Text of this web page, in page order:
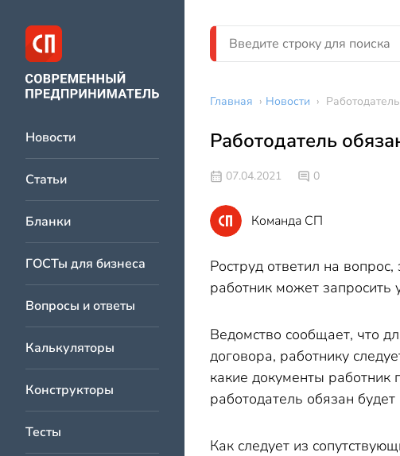
Новости
Статьи
Бланки
ГОСТы для бизнеса
Вопросы и ответы
Калькуляторы
Конструкторы
Тесты
Главная › Новости ›
Работодатель
07.04.2021 0
Команда СП
Роструд ответил на
работник может запросить
Ведомство сообщает, что
договора, работнику
какие документы работник
работодатель обязан
Как следует из